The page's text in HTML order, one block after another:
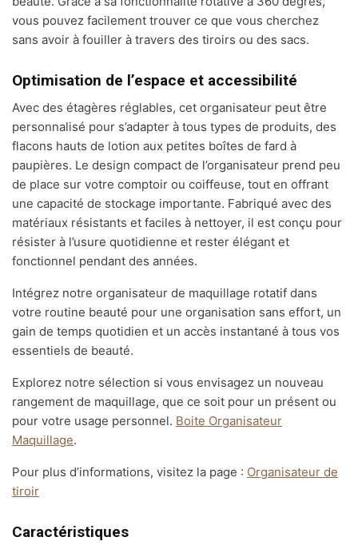
vous pouvez facilement trouver ce que vous cherchez
sans avoir à fouiller à travers des tiroirs ou des sacs.
Optimisation de l’espace et accessibilité
Avec des étagères réglables, cet organisateur peut être
personnalisé pour s’adapter à tous types de produits, des
flacons hauts de lotion aux petites boîtes de fard à
paupières. Le design compact de l’organisateur prend peu
de place sur votre comptoir ou coiffeuse, tout en offrant
une capacité de stockage importante. Fabriqué avec des
matériaux résistants et faciles à nettoyer, il est conçu pour
résister à l’usure quotidienne et rester élégant et
fonctionnel pendant des années.
Intégrez notre organisateur de maquillage rotatif dans
votre routine beauté pour une organisation sans effort, un
gain de temps quotidien et un accès instantané à tous vos
essentiels de beauté.
Explorez notre sélection si vous envisagez un nouveau
rangement de maquillage, que ce soit pour un présent ou
pour votre usage personnel. Boite Organisateur
Maquillage.
Pour plus d’informations, visitez la page : Organisateur de
tiroir
Caractéristiques